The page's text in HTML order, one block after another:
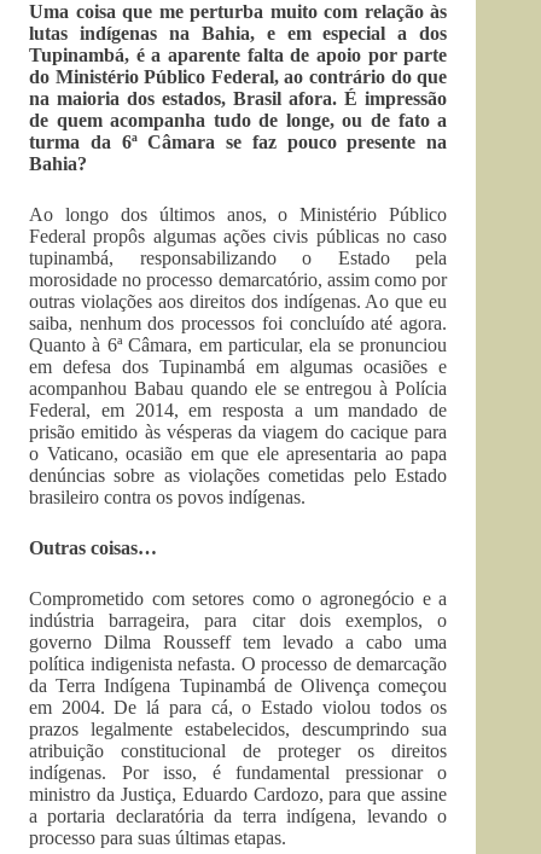
Uma coisa que me perturba muito com relação às
lutas indígenas na Bahia, e em especial a dos
Tupinambá, é a aparente falta de apoio por parte
do Ministério Público Federal, ao contrário do que
na maioria dos estados, Brasil afora. É impressão
de quem acompanha tudo de longe, ou de fato a
turma da 6ª Câmara se faz pouco presente na
Bahia?
Ao longo dos últimos anos, o Ministério Público
Federal propôs algumas ações civis públicas no caso
tupinambá, responsabilizando o Estado pela
morosidade no processo demarcatório, assim como por
outras violações aos direitos dos indígenas. Ao que eu
saiba, nenhum dos processos foi concluído até agora.
Quanto à 6ª Câmara, em particular, ela se pronunciou
em defesa dos Tupinambá em algumas ocasiões e
acompanhou Babau quando ele se entregou à Polícia
Federal, em 2014, em resposta a um mandado de
prisão emitido às vésperas da viagem do cacique para
o Vaticano, ocasião em que ele apresentaria ao papa
denúncias sobre as violações cometidas pelo Estado
brasileiro contra os povos indígenas.
Outras coisas…
Comprometido com setores como o agronegócio e a
indústria barrageira, para citar dois exemplos, o
governo Dilma Rousseff tem levado a cabo uma
política indigenista nefasta. O processo de demarcação
da Terra Indígena Tupinambá de Olivença começou
em 2004. De lá para cá, o Estado violou todos os
prazos legalmente estabelecidos, descumprindo sua
atribuição constitucional de proteger os direitos
indígenas. Por isso, é fundamental pressionar o
ministro da Justiça, Eduardo Cardozo, para que assine
a portaria declaratória da terra indígena, levando o
processo para suas últimas etapas.